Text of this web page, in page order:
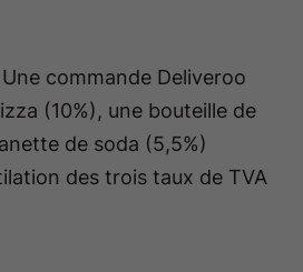
commande Deliveroo
(10%), une bouteille de
de soda (5,5%)
des trois taux de TVA